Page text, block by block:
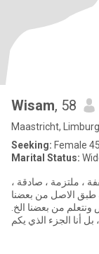
Wisam, 58
Maastricht,
Seeking: Female
Marital Status:
، ملتزمة ، صادقة ،
طبق الاصل من بعضنا
البعض ونتعلم من بعضنا الخ.
أنا الجزء الذي يكم